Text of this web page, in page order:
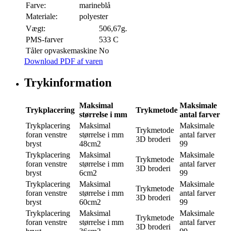
Farve:
marineblå
Materiale:
polyester
Vægt:
506,67g.
PMS-farver
533 C
Tåler opvaskemaskine No
Download PDF af varen
Trykinformation
Trykplacering
Maksimal
størrelse i mm
Trykmetode
Maksimale
antal farver
Trykplacering
foran venstre
bryst
Maksimal
størrelse i mm
48cm2
Trykmetode
3D broderi
Maksimale
antal farver
99
Trykplacering
foran venstre
bryst
Maksimal
størrelse i mm
6cm2
Trykmetode
3D broderi
Maksimale
antal farver
99
Trykplacering
foran venstre
bryst
Maksimal
størrelse i mm
60cm2
Trykmetode
3D broderi
Maksimale
antal farver
99
Trykplacering
foran venstre
Maksimal
størrelse i mm
Trykmetode
3D broderi
Maksimale
antal farver